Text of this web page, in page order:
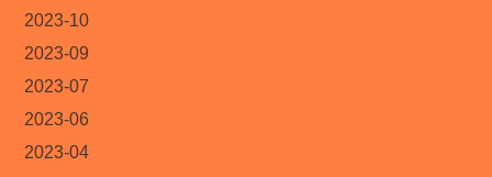
2023-10
2023-09
2023-07
2023-06
2023-04